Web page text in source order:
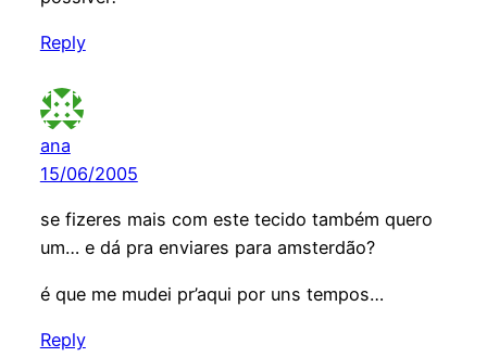
Reply
ana
15/06/2005
se fizeres mais com este tecido também quero
um… e dá pra enviares para amsterdão?
é que me mudei pr’aqui por uns tempos…
Reply